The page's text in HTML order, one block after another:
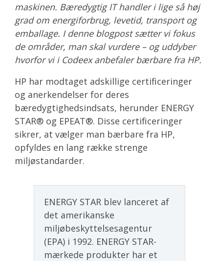
maskinen. Bæredygtig IT handler i lige så høj
grad om energiforbrug, levetid, transport og
emballage. I denne blogpost sætter vi fokus
de områder, man skal vurdere – og uddyber
hvorfor vi i Codeex anbefaler bærbare fra HP.
HP har modtaget adskillige certificeringer
og anerkendelser for deres
bæredygtighedsindsats, herunder ENERGY
STAR® og EPEAT®. Disse certificeringer
sikrer, at vælger man bærbare fra HP,
opfyldes en lang række strenge
miljøstandarder.
ENERGY STAR blev lanceret af
det amerikanske
miljøbeskyttelsesagentur
(EPA) i 1992. ENERGY STAR-
mærkede produkter har et